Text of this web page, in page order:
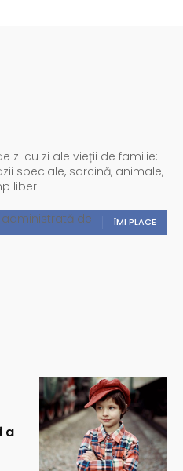
zi cu zi ale vieții de familie:
speciale, sarcină, animale,
liber.
ÎMI PLACE
de
a